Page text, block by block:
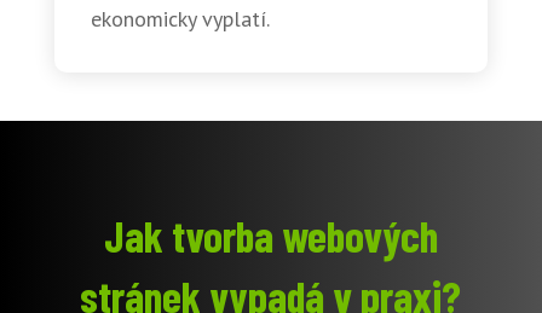
ekonomicky vyplatí.
Jak tvorba webových
stránek vypadá v praxi?